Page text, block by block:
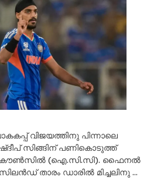
വിജയത്തിനു പിന്നാലെ
സിങ്ങിന് പണികൊടുത്ത്
കൗൺസിൽ (ഐ.സി.സി). ഫൈനൽ
താരം ഡാരിൽ മിച്ചലിനു …